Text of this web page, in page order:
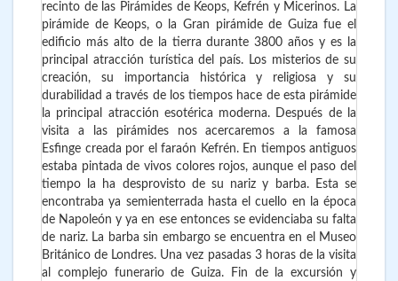
recinto de las Pirámides de Keops, Kefrén y Micerinos. La
pirámide de Keops, o la Gran pirámide de Guiza fue el
edificio más alto de la tierra durante 3800 años y es la
principal atracción turística del país. Los misterios de su
creación, su importancia histórica y religiosa y su
durabilidad a través de los tiempos hace de esta pirámide
la principal atracción esotérica moderna. Después de la
visita a las pirámides nos acercaremos a la famosa
Esfinge creada por el faraón Kefrén. En tiempos antiguos
estaba pintada de vivos colores rojos, aunque el paso del
tiempo la ha desprovisto de su nariz y barba. Esta se
encontraba ya semienterrada hasta el cuello en la época
de Napoleón y ya en ese entonces se evidenciaba su falta
de nariz. La barba sin embargo se encuentra en el Museo
Británico de Londres. Una vez pasadas 3 horas de la visita
al complejo funerario de Guiza. Fin de la excursión y